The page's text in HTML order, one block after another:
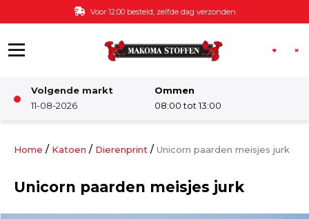
Ga naar de inhoud Voor 12:00 besteld, zelfde dag verzonden
Volgende markt
11-08-2026
Ommen
08:00 tot 13:00
Damesstoffen
Deco & Interieur stof
Home / Katoen / Dierenprint / Unicorn paarden meisjes jurk
Unicorn paarden meisjes jurk